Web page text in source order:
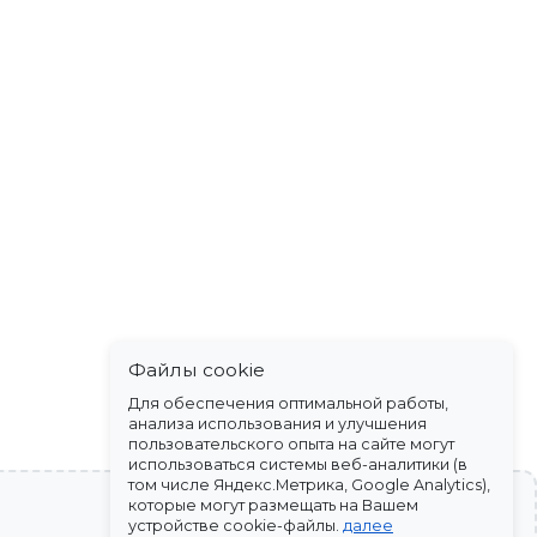
Файлы cookie
Для обеспечения оптимальной работы,
анализа использования и улучшения
пользовательского опыта на сайте могут
использоваться системы веб-аналитики (в
том числе Яндекс.Метрика, Google Analytics),
которые могут размещать на Вашем
устройстве cookie-файлы. далее